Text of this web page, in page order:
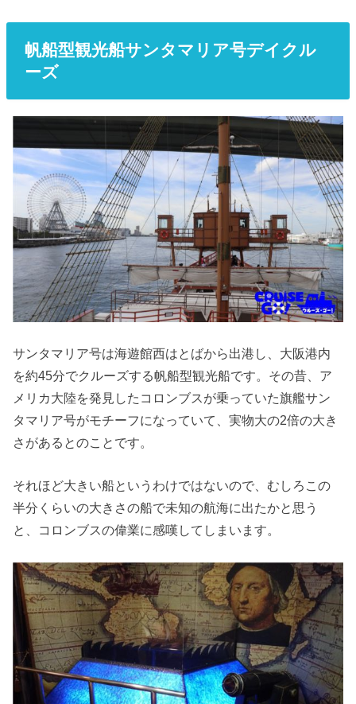
帆船型観光船サンタマリア号デイクル
ーズ
サンタマリア号は海遊館西はとばから出港し、大阪港内
を約45分でクルーズする帆船型観光船です。その昔、ア
メリカ大陸を発見したコロンブスが乗っていた旗艦サン
タマリア号がモチーフになっていて、実物大の2倍の大き
さがあるとのことです。
それほど大きい船というわけではないので、むしろこの
半分くらいの大きさの船で未知の航海に出たかと思う
と、コロンブスの偉業に感嘆してしまいます。